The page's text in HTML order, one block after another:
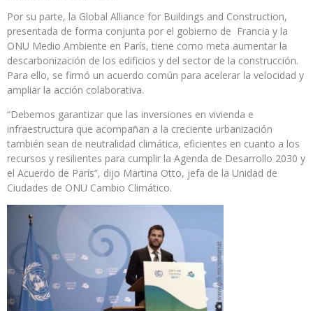
Por su parte, la Global Alliance for Buildings and Construction,
presentada de forma conjunta por el gobierno de Francia y la
ONU Medio Ambiente en París, tiene como meta aumentar la
descarbonización de los edificios y del sector de la construcción.
Para ello, se firmó un acuerdo común para acelerar la velocidad y
ampliar la acción colaborativa.
“Debemos garantizar que las inversiones en vivienda e
infraestructura que acompañan a la creciente urbanización
también sean de neutralidad climática, eficientes en cuanto a los
recursos y resilientes para cumplir la Agenda de Desarrollo 2030 y
el Acuerdo de París”, dijo Martina Otto, jefa de la Unidad de
Ciudades de ONU Cambio Climático.